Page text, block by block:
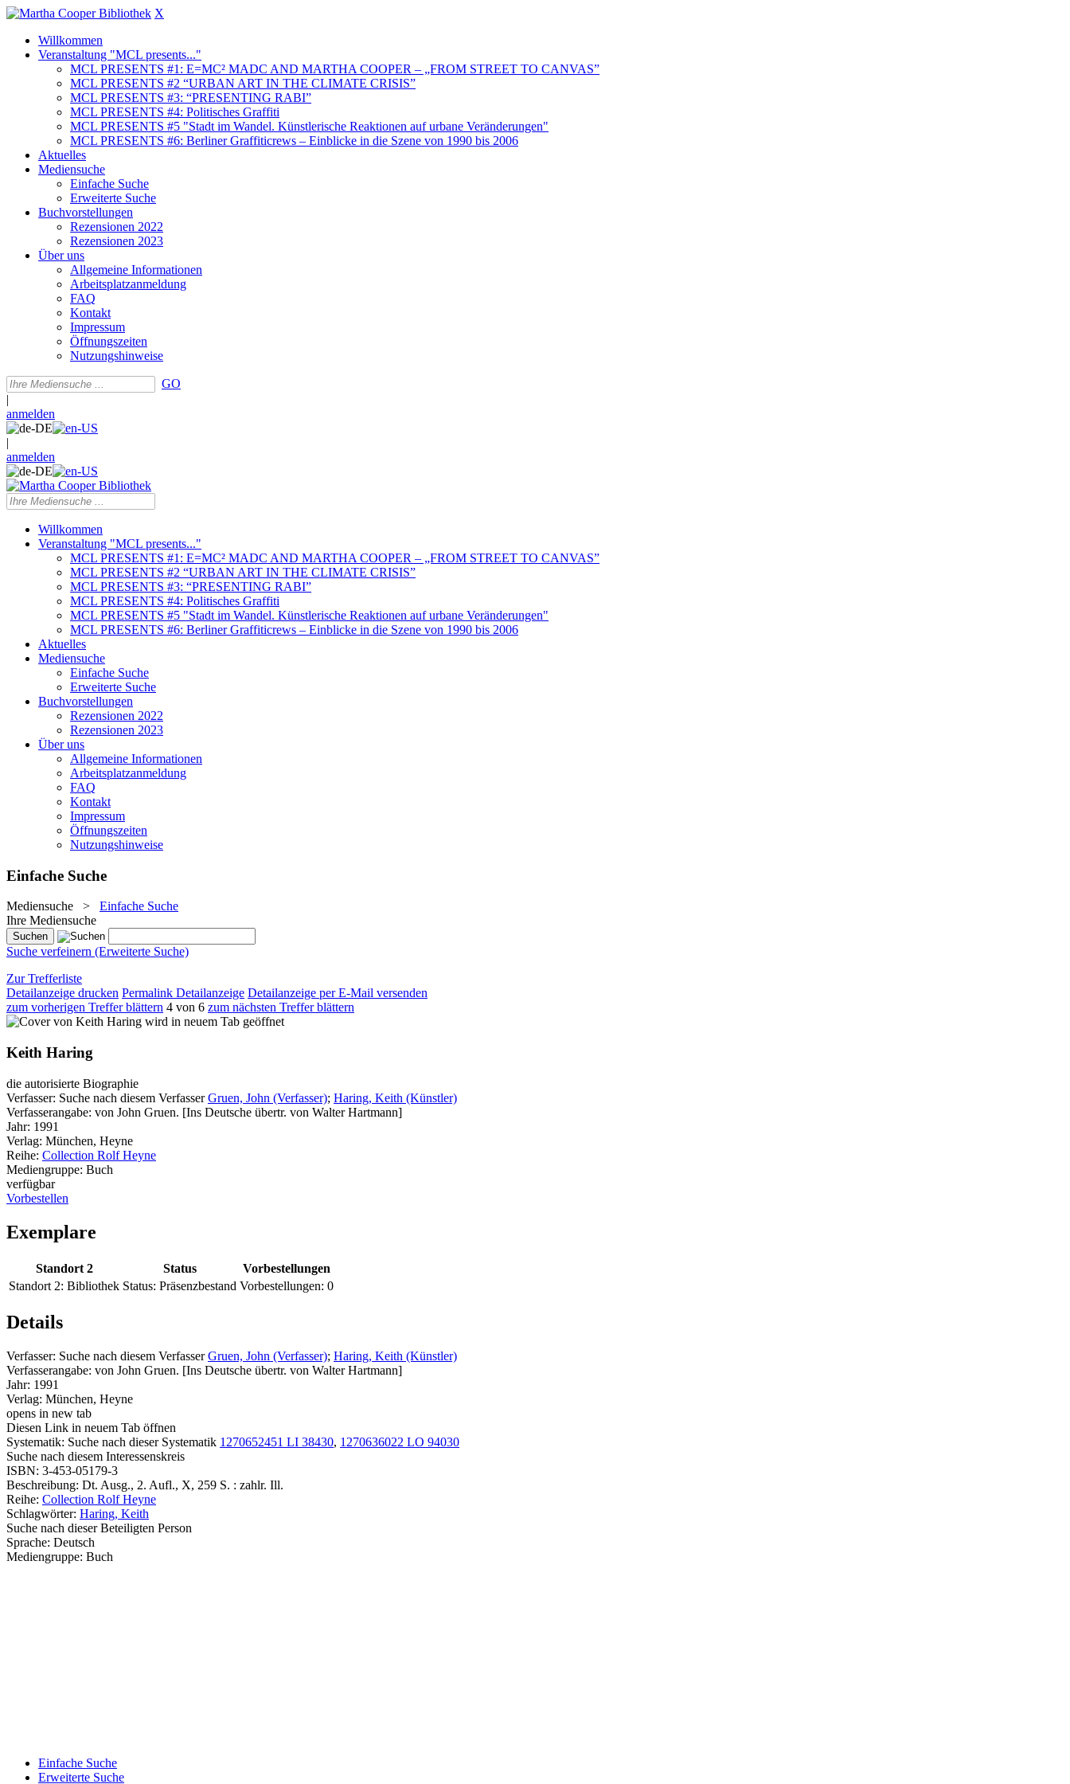
X
Willkommen
Veranstaltung "MCL presents..."
MCL PRESENTS #1: E=MC² MADC AND MARTHA COOPER – „FROM STREET TO CANVAS”
MCL PRESENTS #2 “URBAN ART IN THE CLIMATE CRISIS”
MCL PRESENTS #3: “PRESENTING RABI”
MCL PRESENTS #4: Politisches Graffiti
MCL PRESENTS #5 "Stadt im Wandel. Künstlerische Reaktionen auf urbane Veränderungen"
MCL PRESENTS #6: Berliner Graffiticrews – Einblicke in die Szene von 1990 bis 2006
Aktuelles
Mediensuche
Einfache Suche
Erweiterte Suche
Buchvorstellungen
Rezensionen 2022
Rezensionen 2023
Über uns
Allgemeine Informationen
Arbeitsplatzanmeldung
FAQ
Kontakt
Impressum
Öffnungszeiten
Nutzungshinweise
GO
|
anmelden
|
anmelden
Willkommen
Veranstaltung "MCL presents..."
MCL PRESENTS #1: E=MC² MADC AND MARTHA COOPER – „FROM STREET TO CANVAS”
MCL PRESENTS #2 “URBAN ART IN THE CLIMATE CRISIS”
MCL PRESENTS #3: “PRESENTING RABI”
MCL PRESENTS #4: Politisches Graffiti
MCL PRESENTS #5 "Stadt im Wandel. Künstlerische Reaktionen auf urbane Veränderungen"
MCL PRESENTS #6: Berliner Graffiticrews – Einblicke in die Szene von 1990 bis 2006
Aktuelles
Mediensuche
Einfache Suche
Erweiterte Suche
Buchvorstellungen
Rezensionen 2022
Rezensionen 2023
Über uns
Allgemeine Informationen
Arbeitsplatzanmeldung
FAQ
Kontakt
Impressum
Öffnungszeiten
Nutzungshinweise
Einfache Suche
Mediensuche > Einfache Suche
Ihre Mediensuche
Suche verfeinern (Erweiterte Suche)
Zur Trefferliste
Detailanzeige drucken Permalink Detailanzeige Detailanzeige per E-Mail versenden
zum vorherigen Treffer blättern 4 von 6 zum nächsten Treffer blättern
wird in neuem Tab geöffnet
Keith Haring
die autorisierte Biographie
Verfasser: Suche nach diesem Verfasser Gruen, John (Verfasser); Haring, Keith (Künstler)
Verfasserangabe: von John Gruen. [Ins Deutsche übertr. von Walter Hartmann]
Jahr: 1991
Verlag: München, Heyne
Reihe: Collection Rolf Heyne
Mediengruppe: Buch
verfügbar
Vorbestellen
Exemplare
Standort 2 Status
Vorbestellungen
Standort 2: Bibliothek Status: Präsenzbestand Vorbestellungen: 0
Details
Verfasser: Suche nach diesem Verfasser Gruen, John (Verfasser); Haring, Keith (Künstler)
Verfasserangabe: von John Gruen. [Ins Deutsche übertr. von Walter Hartmann]
Jahr: 1991
Verlag: München, Heyne
opens in new tab
Diesen Link in neuem Tab öffnen
Systematik: Suche nach dieser Systematik 1270652451 LI 38430, 1270636022 LO 94030
Suche nach diesem Interessenskreis
ISBN: 3-453-05179-3
Beschreibung: Dt. Ausg., 2. Aufl., X, 259 S. : zahlr. Ill.
Reihe: Collection Rolf Heyne
Schlagwörter: Haring, Keith
Suche nach dieser Beteiligten Person
Sprache: Deutsch
Mediengruppe: Buch
Einfache Suche
Erweiterte Suche